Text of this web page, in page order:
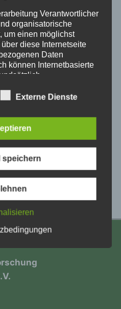
Verantwortlicher
organisatorische
um einen möglichst
diese Internetseite
Daten
können Internetbasierte
werden kann. Aus
auch auf
telefonisch, an
beruht auf den
den Europäischen
beim Erlass
(DS-GVO)
sowohl für die
zu gewährleisten,
Externe Dienste
speichern